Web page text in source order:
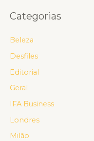
Categorias
Beleza
Desfiles
Editorial
Geral
IFA Business
Londres
Milão